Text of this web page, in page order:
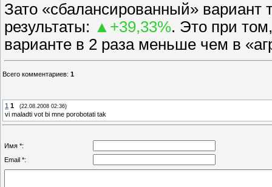
Зато «сбалансированный» вариант
результаты: ▲ +39,33%. Это при
варианте в 2 раза меньше чем в
Всего комментариев: 1
1 1 (22.08.2008 02:36)
vi maladti vot bi mne porobotati tak
Имя *:
Email *: